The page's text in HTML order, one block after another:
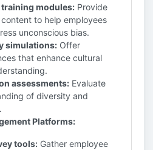
modules: Provide
to help employees
unconscious bias.
simulations: Offer
that enhance cultural
assessments: Evaluate
of diversity and
Platforms:
tools: Gather employee